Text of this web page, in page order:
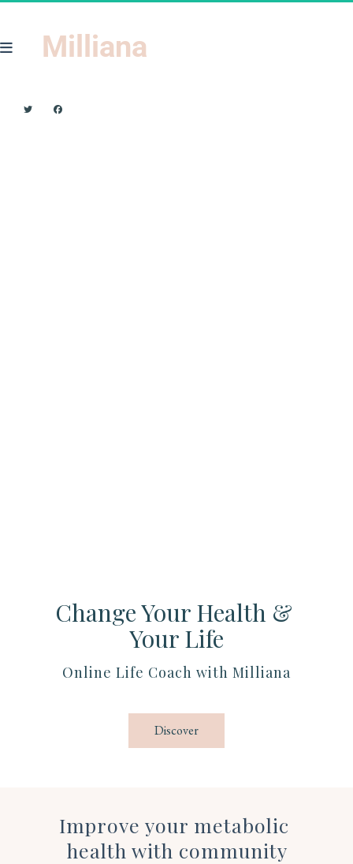
Milliana
Change Your Health &
Your Life
Online Life Coach with Milliana
Improve your metabolic
health with community